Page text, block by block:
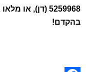
5259968 (דן),
בהקדם!